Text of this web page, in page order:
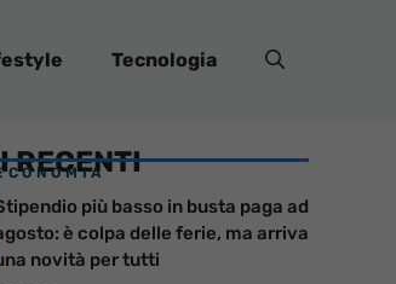
Tecnologia
RECENTI
più basso in busta paga ad
è colpa delle ferie, ma arriva
novità per tutti